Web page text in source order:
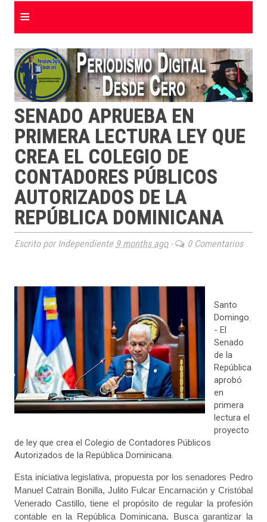
≡
SENADO APRUEBA EN
PRIMERA LECTURA LEY QUE
CREA EL COLEGIO DE
CONTADORES PÚBLICOS
AUTORIZADOS DE LA
REPÚBLICA DOMINICANA
Escrito por Independiente 9 months ago- 0 Comentarios
Santo
Domingo.
- El
Senado
de la
República
aprobó
en
primera
lectura el
proyecto
de ley que crea el Colegio de Contadores Públicos
Autorizados de la República Dominicana.
Esta iniciativa legislativa, propuesta por los senadores Pedro
Manuel Catrain Bonilla, Julito Fulcar Encarnación y Cristóbal
Venerado Castillo, tiene el propósito de regular la profesión
contable en la República Dominicana. Busca garantizar la